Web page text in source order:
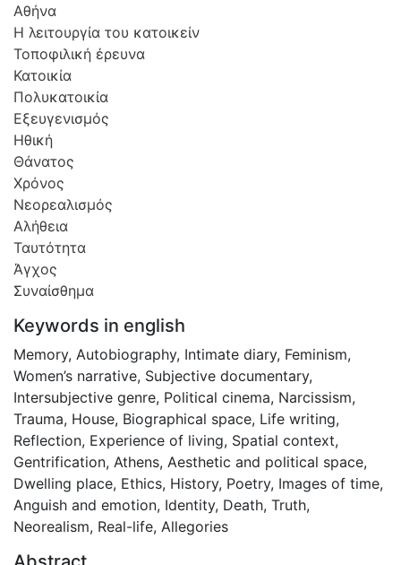
Αθήνα
Η λειτουργία του κατοικείν
Τοποφιλική έρευνα
Κατοικία
Πολυκατοικία
Εξευγενισμός
Ηθική
Θάνατος
Χρόνος
Νεορεαλισμός
Αλήθεια
Ταυτότητα
Άγχος
Συναίσθημα
Keywords in english
Memory, Autobiography, Intimate diary, Feminism,
Women’s narrative, Subjective documentary,
Intersubjective genre, Political cinema, Narcissism,
Trauma, House, Biographical space, Life writing,
Reflection, Experience of living, Spatial context,
Gentrification, Athens, Aesthetic and political space,
Dwelling place, Ethics, History, Poetry, Images of time,
Anguish and emotion, Identity, Death, Truth,
Neorealism, Real-life, Allegories